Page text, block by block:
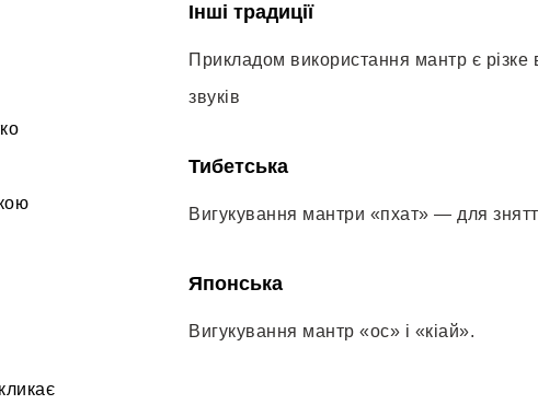
Інші традиції
Прикладом використання мантр є різке
звуків
Тибетська
Вигукування мантри «пхат» — для
Японська
Вигукування мантр «ос» і «кіай».